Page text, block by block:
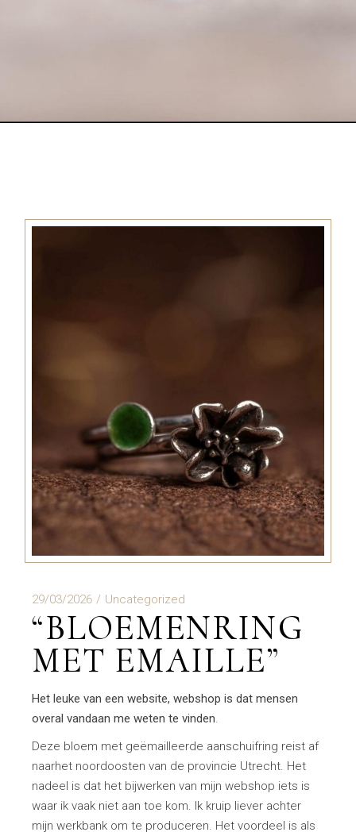
29/03/2026 Uncategorized
“BLOEMENRING
MET EMAILLE”
Het leuke van een website, webshop is dat mensen
overal vandaan me weten te vinden.
Deze bloem met geëmailleerde aanschuifring reist af
naarhet noordoosten van de provincie Utrecht. Het
nadeel is dat het bijwerken van mijn webshop iets is
waar ik vaak niet aan toe kom. Ik kruip liever achter
mijn werkbank om te produceren. Het voordeel is als